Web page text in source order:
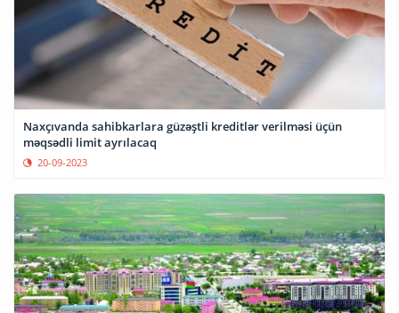
Naxçıvanda sahibkarlara güzəştli kreditlər verilməsi üçün
məqsədli limit ayrılacaq
20-09-2023